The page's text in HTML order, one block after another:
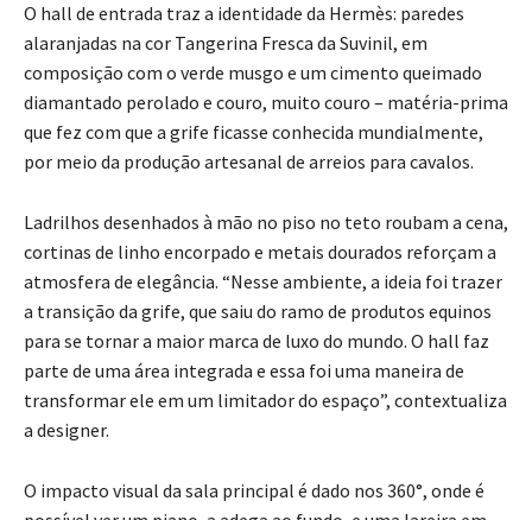
O hall de entrada traz a identidade da Hermès: paredes
alaranjadas na cor Tangerina Fresca da Suvinil, em
composição com o verde musgo e um cimento queimado
diamantado perolado e couro, muito couro – matéria-prima
que fez com que a grife ficasse conhecida mundialmente,
por meio da produção artesanal de arreios para cavalos.
Ladrilhos desenhados à mão no piso no teto roubam a cena,
cortinas de linho encorpado e metais dourados reforçam a
atmosfera de elegância. “Nesse ambiente, a ideia foi trazer
a transição da grife, que saiu do ramo de produtos equinos
para se tornar a maior marca de luxo do mundo. O hall faz
parte de uma área integrada e essa foi uma maneira de
transformar ele em um limitador do espaço”, contextualiza
a designer.
O impacto visual da sala principal é dado nos 360°, onde é